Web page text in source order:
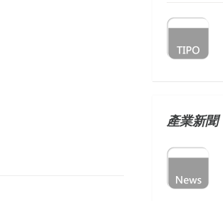
產業新聞